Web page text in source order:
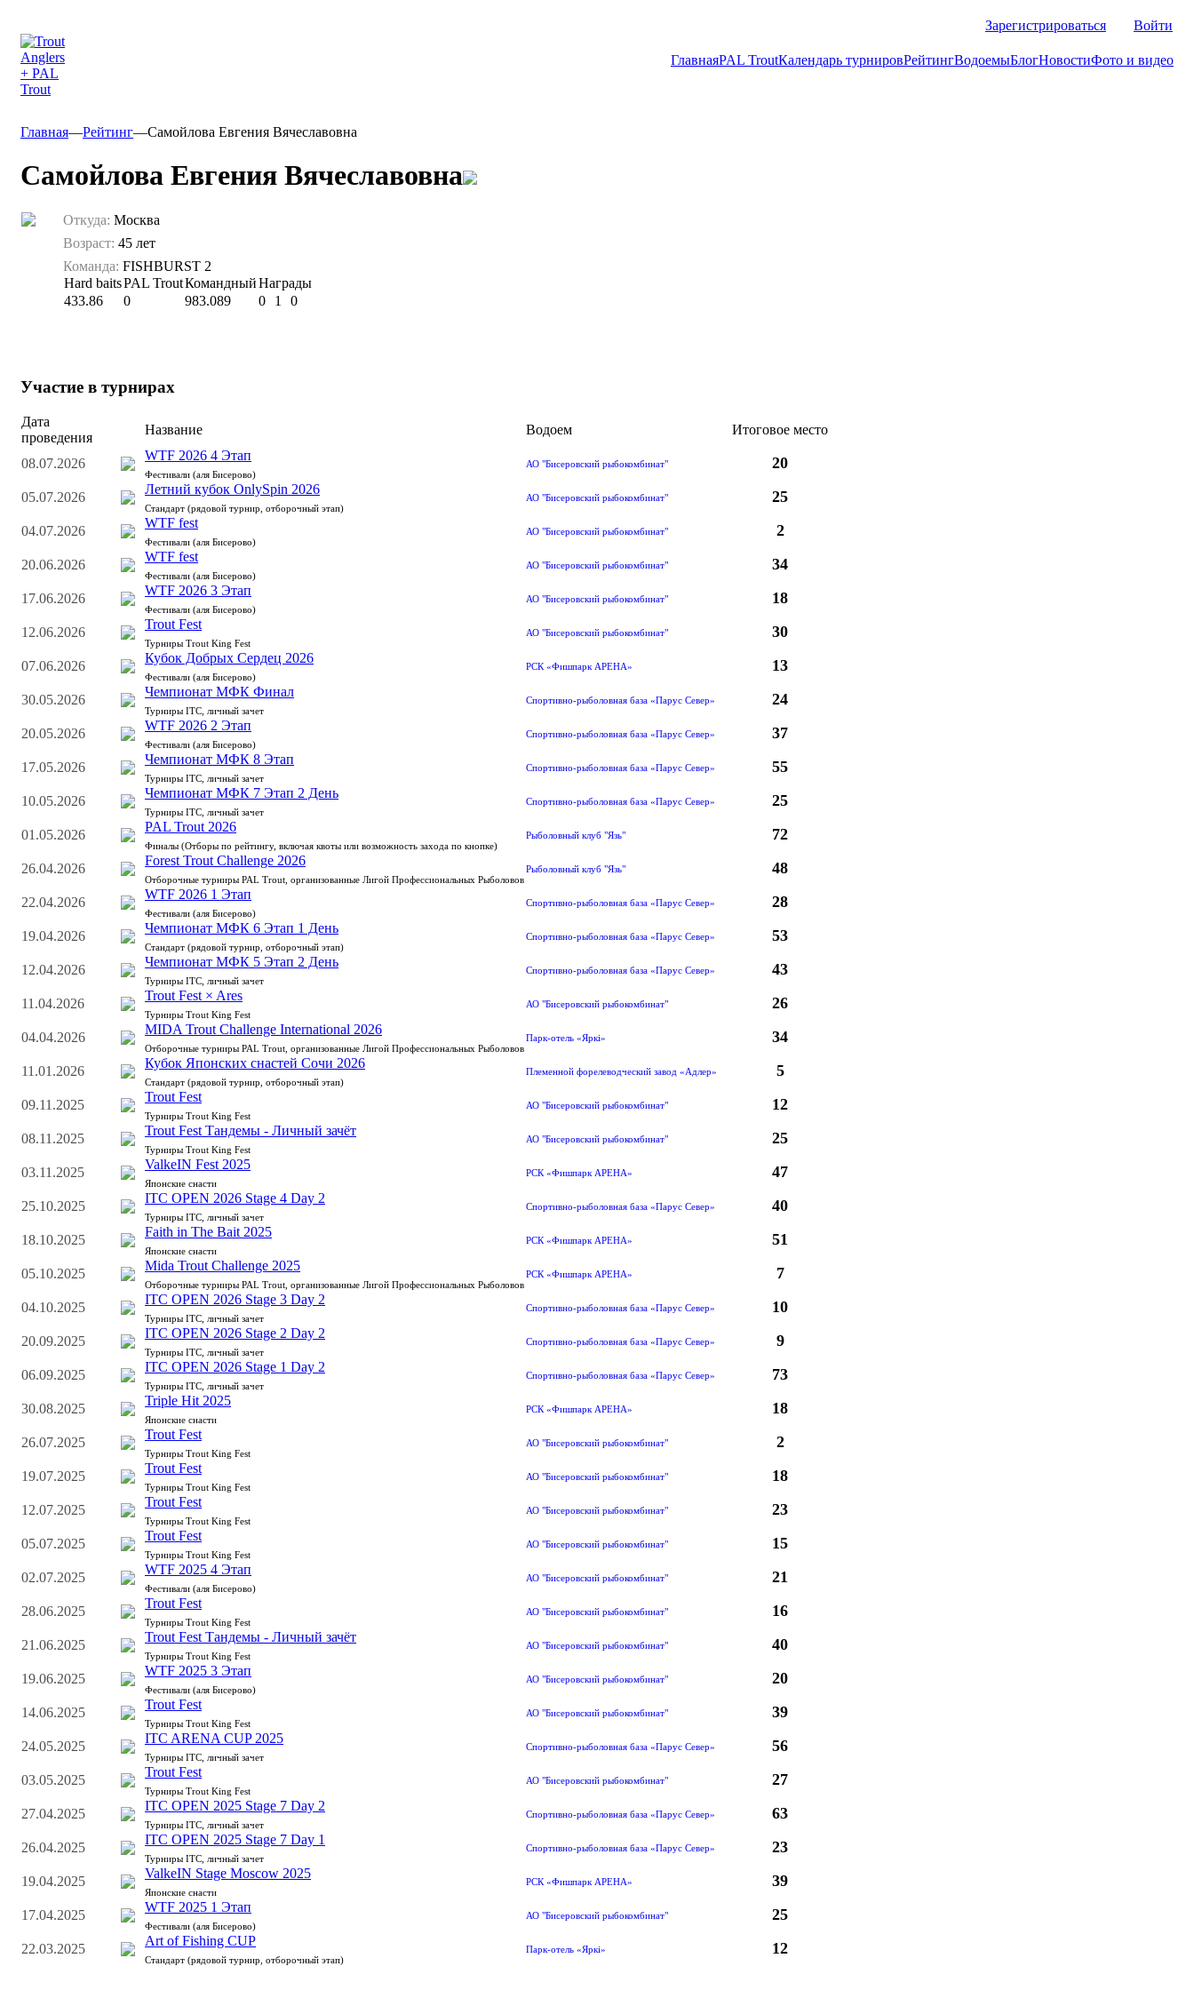
Зарегистрироваться Войти
ГлавнаяPAL TroutКалендарь турнировРейтингВодоемыБлогНовостиФото и видео
Главная—Рейтинг—Самойлова Евгения Вячеславовна
Самойлова Евгения Вячеславовна
Откуда: Москва
Возраст: 45 лет
Команда: FISHBURST 2
Hard baitsPAL TroutКомандныйНаграды
433.86
0 983.089 0 1 0
Участие в турнирах
Дата
проведения
Название Водоем Итоговое место
08.07.2026
WTF 2026 4 Этап
Фестивали (аля Бисерово)
АО "Бисеровский рыбокомбинат" 20
05.07.2026
Летний кубок OnlySpin 2026
Стандарт (рядовой турнир, отборочный этап)
АО "Бисеровский рыбокомбинат" 25
04.07.2026
WTF fest
Фестивали (аля Бисерово)
АО "Бисеровский рыбокомбинат" 2
20.06.2026
WTF fest
Фестивали (аля Бисерово)
АО "Бисеровский рыбокомбинат" 34
17.06.2026
WTF 2026 3 Этап
Фестивали (аля Бисерово)
АО "Бисеровский рыбокомбинат" 18
12.06.2026
Trout Fest
Турниры Trout King Fest
АО "Бисеровский рыбокомбинат" 30
07.06.2026
Кубок Добрых Сердец 2026
Фестивали (аля Бисерово)
РСК «Фишпарк АРЕНА» 13
30.05.2026
Чемпионат МФК Финал
Турниры ITC, личный зачет
Спортивно-рыболовная база «Парус Север» 24
20.05.2026
WTF 2026 2 Этап
Фестивали (аля Бисерово)
Спортивно-рыболовная база «Парус Север» 37
17.05.2026
Чемпионат МФК 8 Этап
Турниры ITC, личный зачет
Спортивно-рыболовная база «Парус Север» 55
10.05.2026
Чемпионат МФК 7 Этап 2 День
Турниры ITC, личный зачет
Спортивно-рыболовная база «Парус Север» 25
01.05.2026
PAL Trout 2026
Финалы (Отборы по рейтингу, включая квоты или возможность захода по кнопке)
Рыболовный клуб "Язь" 72
26.04.2026
Forest Trout Challenge 2026
Отборочные турниры PAL Trout, организованные Лигой Профессиональных Рыболовов
Рыболовный клуб "Язь" 48
22.04.2026
WTF 2026 1 Этап
Фестивали (аля Бисерово)
Спортивно-рыболовная база «Парус Север» 28
19.04.2026
Чемпионат МФК 6 Этап 1 День
Стандарт (рядовой турнир, отборочный этап)
Спортивно-рыболовная база «Парус Север» 53
12.04.2026
Чемпионат МФК 5 Этап 2 День
Турниры ITC, личный зачет
Спортивно-рыболовная база «Парус Север» 43
11.04.2026
Trout Fest × Ares
Турниры Trout King Fest
АО "Бисеровский рыбокомбинат" 26
04.04.2026
MIDA Trout Challenge International 2026
Отборочные турниры PAL Trout, организованные Лигой Профессиональных Рыболовов
Парк-отель «Яркi» 34
11.01.2026
Кубок Японских снастей Сочи 2026
Стандарт (рядовой турнир, отборочный этап)
Племенной форелеводческий завод «Адлер» 5
09.11.2025
Trout Fest
Турниры Trout King Fest
АО "Бисеровский рыбокомбинат" 12
08.11.2025
Trout Fest Тандемы - Личный зачёт
Турниры Trout King Fest
АО "Бисеровский рыбокомбинат" 25
03.11.2025
ValkeIN Fest 2025
Японские снасти
РСК «Фишпарк АРЕНА» 47
25.10.2025
ITC OPEN 2026 Stage 4 Day 2
Турниры ITC, личный зачет
Спортивно-рыболовная база «Парус Север» 40
18.10.2025
Faith in The Bait 2025
Японские снасти
РСК «Фишпарк АРЕНА» 51
05.10.2025
Mida Trout Challenge 2025
Отборочные турниры PAL Trout, организованные Лигой Профессиональных Рыболовов
РСК «Фишпарк АРЕНА» 7
04.10.2025
ITC OPEN 2026 Stage 3 Day 2
Турниры ITC, личный зачет
Спортивно-рыболовная база «Парус Север» 10
20.09.2025
ITC OPEN 2026 Stage 2 Day 2
Турниры ITC, личный зачет
Спортивно-рыболовная база «Парус Север» 9
06.09.2025
ITC OPEN 2026 Stage 1 Day 2
Турниры ITC, личный зачет
Спортивно-рыболовная база «Парус Север» 73
30.08.2025
Triple Hit 2025
Японские снасти
РСК «Фишпарк АРЕНА» 18
26.07.2025
Trout Fest
Турниры Trout King Fest
АО "Бисеровский рыбокомбинат" 2
19.07.2025
Trout Fest
Турниры Trout King Fest
АО "Бисеровский рыбокомбинат" 18
12.07.2025
Trout Fest
Турниры Trout King Fest
АО "Бисеровский рыбокомбинат" 23
05.07.2025
Trout Fest
Турниры Trout King Fest
АО "Бисеровский рыбокомбинат" 15
02.07.2025
WTF 2025 4 Этап
Фестивали (аля Бисерово)
АО "Бисеровский рыбокомбинат" 21
28.06.2025
Trout Fest
Турниры Trout King Fest
АО "Бисеровский рыбокомбинат" 16
21.06.2025
Trout Fest Тандемы - Личный зачёт
Турниры Trout King Fest
АО "Бисеровский рыбокомбинат" 40
19.06.2025
WTF 2025 3 Этап
Фестивали (аля Бисерово)
АО "Бисеровский рыбокомбинат" 20
14.06.2025
Trout Fest
Турниры Trout King Fest
АО "Бисеровский рыбокомбинат" 39
24.05.2025
ITC ARENA CUP 2025
Турниры ITC, личный зачет
Спортивно-рыболовная база «Парус Север» 56
03.05.2025
Trout Fest
Турниры Trout King Fest
АО "Бисеровский рыбокомбинат" 27
27.04.2025
ITC OPEN 2025 Stage 7 Day 2
Турниры ITC, личный зачет
Спортивно-рыболовная база «Парус Север» 63
26.04.2025
ITC OPEN 2025 Stage 7 Day 1
Турниры ITC, личный зачет
Спортивно-рыболовная база «Парус Север» 23
19.04.2025
ValkeIN Stage Moscow 2025
Японские снасти
РСК «Фишпарк АРЕНА» 39
17.04.2025
WTF 2025 1 Этап
Фестивали (аля Бисерово)
АО "Бисеровский рыбокомбинат" 25
22.03.2025
Art of Fishing CUP
Стандарт (рядовой турнир, отборочный этап)
Парк-отель «Яркi» 12